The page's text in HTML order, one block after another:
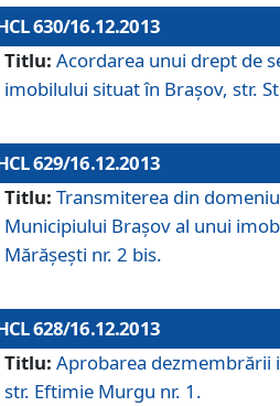
630/16.12.2013
Titlu: Acordarea unui drept de
imobilului situat în Braşov, str.
629/16.12.2013
Titlu: Transmiterea din
Municipiului Braşov al unui
Mărăşeşti nr. 2 bis.
628/16.12.2013
Titlu: Aprobarea dezmembrării
str. Eftimie Murgu nr. 1.